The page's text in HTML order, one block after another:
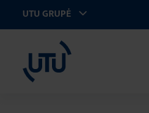
UTU GRUPĖ
UTU Lithuania